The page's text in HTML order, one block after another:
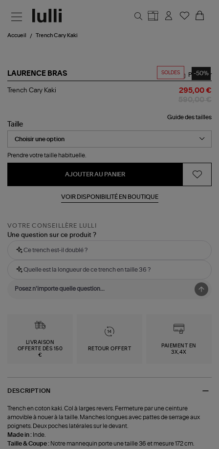
Accueil Trench Cary Kaki
SOLDES -50%
LAURENCE BRAS
Trench
Partager
Trench Cary Kaki 295,00 €
Guide des tailles
Taille
Prendre votre taille habituelle.
AJOUTER AU PANIER
VOIR DISPONIBILITÉ EN BOUTIQUE
VOTRE CONSEILLÈRE LULLI
Une question sur ce produit ?
Ce trench est-il doublé ?
Quelle est la longueur de ce trench en taille 36 ?
LIVRAISON
OFFERTE DÈS 150
€
RETOUR OFFERT
PAIEMENT EN
3X,4X
DESCRIPTION
Trench en coton kaki. Col à larges revers. Fermeture par une ceinture
amovible à nouer à la taille. Manches longues avec pattes de serrage aux
poignets. Deux poches latérales sur le devant.
Made in : Inde.
Taille & Coupe : Notre mannequin porte une taille 36 et mesure 172 cm.